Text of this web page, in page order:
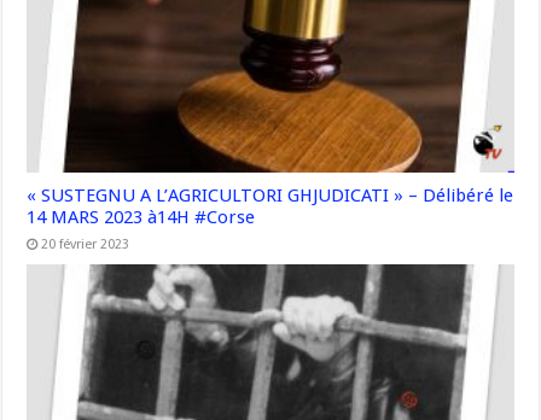
« SUSTEGNU A L’AGRICULTORI GHJUDICATI » – Délibéré le
14 MARS 2023 à14H #Corse
20 février 2023